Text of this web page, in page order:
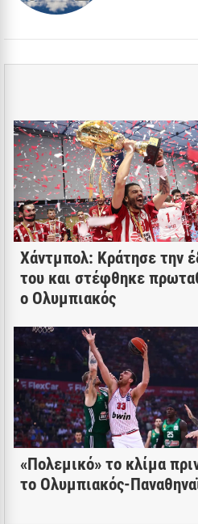
Χάντμπολ: Κράτησε την
του και στέφθηκε
ο Ολυμπιακός
«Πολεμικό» το κλίμα
το Ολυμπιακός-